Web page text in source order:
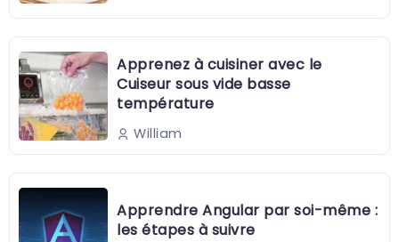
Apprenez à cuisiner avec le
Cuiseur sous vide basse
température
William
Apprendre Angular par soi-même :
les étapes à suivre